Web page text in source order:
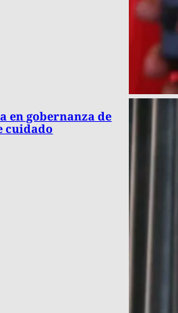
en gobernanza de
cuidado